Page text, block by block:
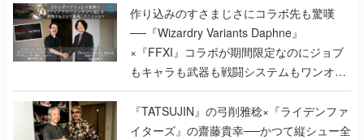
作り込みのすさまじさにコラボ先も驚嘆
──『Wizardry Variants Daphne』
×『FFXI』コラボが期間限定なのにジョブ
もキャラも武器も戦闘システムもワンオフ
で作り込まれた理由を両ディレクターに聞
く
『TATSUJIN』の弓削雅稔×『ライデンファ
イターズ』の齋藤貴幸──かつて縦シュー全